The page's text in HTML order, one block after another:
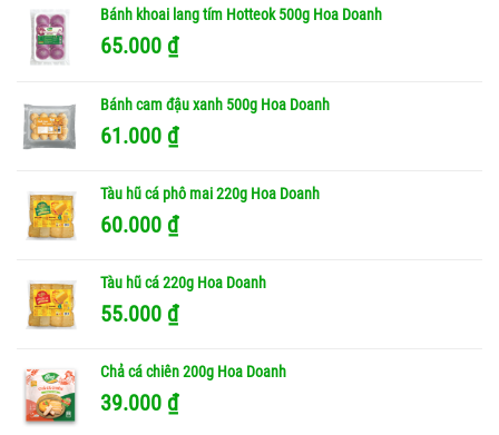
Bánh khoai lang tím Hotteok 500g Hoa Doanh
65.000 ₫
Bánh cam đậu xanh 500g Hoa Doanh
61.000 ₫
Tàu hũ cá phô mai 220g Hoa Doanh
60.000 ₫
Tàu hũ cá 220g Hoa Doanh
55.000 ₫
Chả cá chiên 200g Hoa Doanh
39.000 ₫